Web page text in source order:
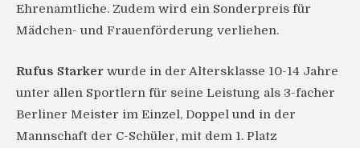
Ehrenamtliche. Zudem wird ein Sonderpreis für
Mädchen- und Frauenförderung verliehen.
Rufus Starker wurde in der Altersklasse 10-14 Jahre
unter allen Sportlern für seine Leistung als 3-facher
Berliner Meister im Einzel, Doppel und in der
Mannschaft der C-Schüler, mit dem 1. Platz